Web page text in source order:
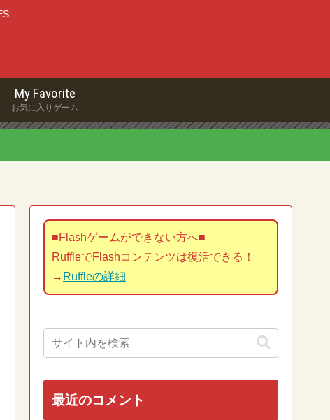
My Favorite
お気に入りゲーム
■Flashゲームができない方へ■
RuffleでFlashコンテンツは復活できる！
→ Ruffleの詳細
最近のコメント